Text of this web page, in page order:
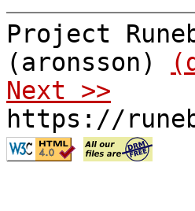
Project
(aronsson)
Next >>
https://